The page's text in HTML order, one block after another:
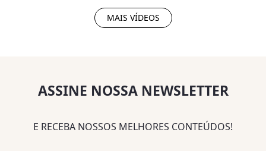
MAIS VÍDEOS
ASSINE NOSSA NEWSLETTER
E RECEBA NOSSOS MELHORES CONTEÚDOS!